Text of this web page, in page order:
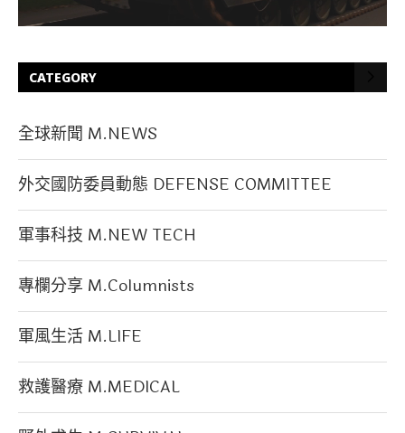
CATEGORY
全球新聞 M.NEWS
外交國防委員動態 DEFENSE COMMITTEE
軍事科技 M.NEW TECH
專欄分享 M.Columnists
軍風生活 M.LIFE
救護醫療 M.MEDICAL